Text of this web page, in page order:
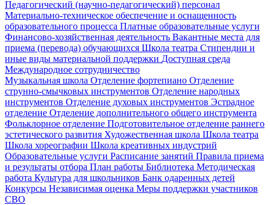
Педагогический (научно-педагогический) персонал
Материально-техническое обеспечение и оснащенность
образовательного процесса Платные образовательные услуги
Финансово-хозяйственная деятельность Вакантные места для
приема (перевода) обучающихся Школа театра Стипендии и
иные виды материальной поддержки Доступная среда
Международное сотрудничество
Музыкальная школа Отделение фортепиано Отделение
струнно-смычковых инструментов Отделение народных
инструментов Отделение духовых инструментов Эстрадное
отделение Отделение дополнительного общего инструмента
Фольклорное отделение Подготовительное отделение раннего
эстетического развития Художественная школа Школа‌‌‌‌ театра
Школа хореографии Школа креативных индустрий
Образовательные услуги Расписание занятий Правила приема
и результаты отбора План работы Библиотека Методическая
работа Культура для школьников Банк одаренных детей
Конкурсы Независимая оценка Меры поддержки участников
СВО